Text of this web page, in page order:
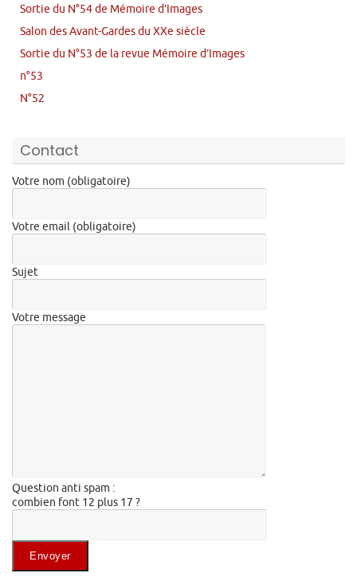
Sortie du N°54 de Mémoire d’Images
Salon des Avant-Gardes du XXe siècle
Sortie du N°53 de la revue Mémoire d’Images
n°53
N°52
Contact
Votre nom (obligatoire)
Votre email (obligatoire)
Sujet
Votre message
Question anti spam :
combien font 12 plus 17 ?